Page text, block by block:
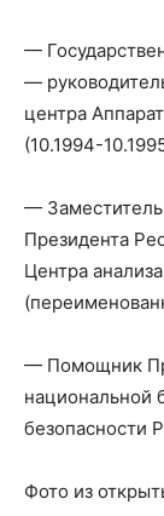
—
—
центра
(10.1994-
—
Президента
Центра
— Помощник
национальной
безопасности
Фото из